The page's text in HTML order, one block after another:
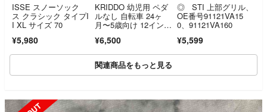
ISSE スノーソック
ス クラシック タイプI
I XL サイズ 70
¥5,980
KRIDDO 幼児用 ペダ
ルなし 自転車 24ヶ
月〜5歳向け 12イン
ンス高い安定性 カス
タマイズプレート付き
¥6,500
◎ STI 上部グリル、
OE番号91121VA15
0、91121VA160
¥5,599
関連商品をもっと見る
SOLD OUT